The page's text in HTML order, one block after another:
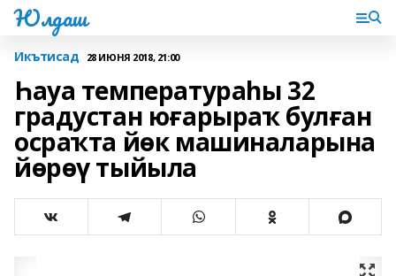
Юлдаш
Икътисад 28 ИЮНЯ 2018, 21:00
Һауа температураһы 32
градустан юғарыраҡ булған
осраҡта йөк машиналарына
йөрөү тыйыла